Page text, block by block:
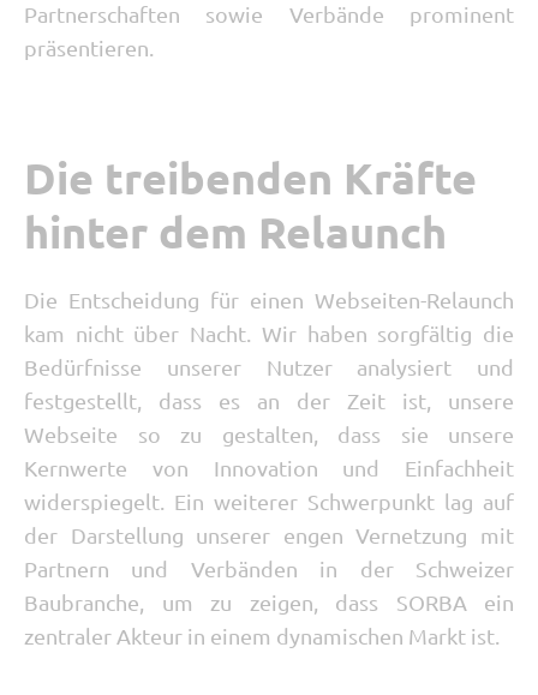
Partnerschaften sowie Verbände prominent
präsentieren.
Die treibenden Kräfte
hinter dem Relaunch
Die Entscheidung für einen Webseiten-Relaunch
kam nicht über Nacht. Wir haben sorgfältig die
Bedürfnisse unserer Nutzer analysiert und
festgestellt, dass es an der Zeit ist, unsere
Webseite so zu gestalten, dass sie unsere
Kernwerte von Innovation und Einfachheit
widerspiegelt. Ein weiterer Schwerpunkt lag auf
der Darstellung unserer engen Vernetzung mit
Partnern und Verbänden in der Schweizer
Baubranche, um zu zeigen, dass SORBA ein
zentraler Akteur in einem dynamischen Markt ist.